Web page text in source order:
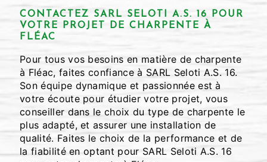
CONTACTEZ SARL SELOTI A.S. 16 POUR
VOTRE PROJET DE CHARPENTE À
FLÉAC
Pour tous vos besoins en matière de charpente
à Fléac, faites confiance à SARL Seloti A.S. 16.
Son équipe dynamique et passionnée est à
votre écoute pour étudier votre projet, vous
conseiller dans le choix du type de charpente le
plus adapté, et assurer une installation de
qualité. Faites le choix de la performance et de
la fiabilité en optant pour SARL Seloti A.S. 16